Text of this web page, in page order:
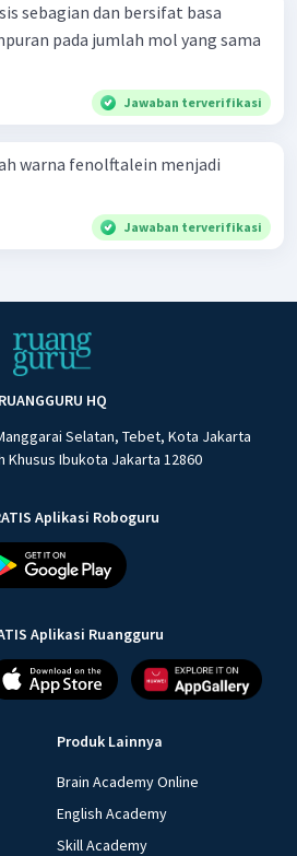
sebagian dan bersifat basa
pada jumlah mol yang sama
Jawaban terverifikasi
warna fenolftalein menjadi
Jawaban terverifikasi
RUANGGURU HQ
Selatan, Tebet, Kota Jakarta
Khusus Ibukota Jakarta 12860
Aplikasi Roboguru
Aplikasi Ruangguru
Produk Lainnya
Brain Academy Online
English Academy
Skill Academy